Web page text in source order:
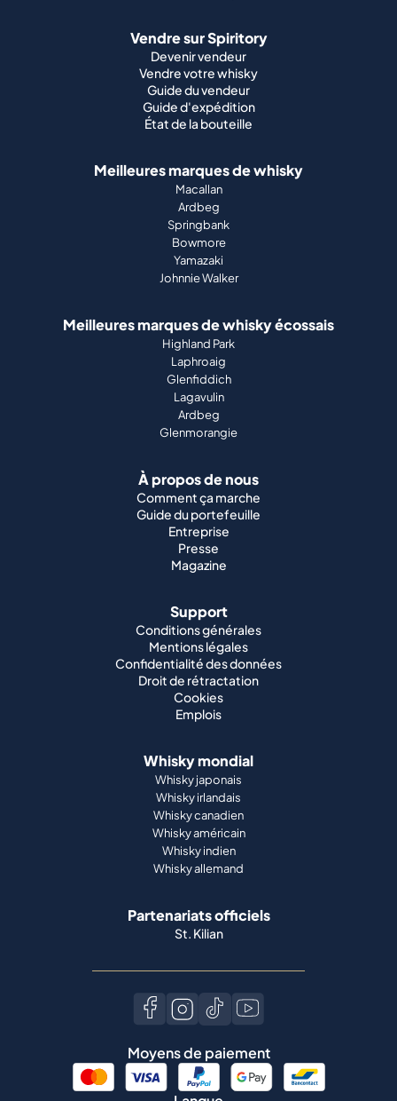
Vendre sur Spiritory
Devenir vendeur
Vendre votre whisky
Guide du vendeur
Guide d'expédition
État de la bouteille
Meilleures marques de whisky
Macallan
Ardbeg
Springbank
Bowmore
Yamazaki
Johnnie Walker
Meilleures marques de whisky écossais
Highland Park
Laphroaig
Glenfiddich
Lagavulin
Ardbeg
Glenmorangie
À propos de nous
Comment ça marche
Guide du portefeuille
Entreprise
Presse
Magazine
Support
Conditions générales
Mentions légales
Confidentialité des données
Droit de rétractation
Cookies
Emplois
Whisky mondial
Whisky japonais
Whisky irlandais
Whisky canadien
Whisky américain
Whisky indien
Whisky allemand
Partenariats officiels
St. Kilian
Moyens de paiement